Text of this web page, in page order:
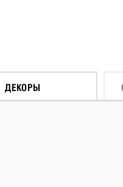
ДЕКОРЫ